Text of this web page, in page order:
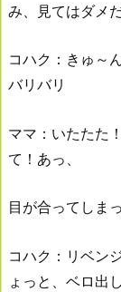
み、見てはダメ
コハク：きゅ～
バリバリ
ママ：いたたた
て！あっ、
目が合ってしま
コハク：リベン
ょっと、ベロ出